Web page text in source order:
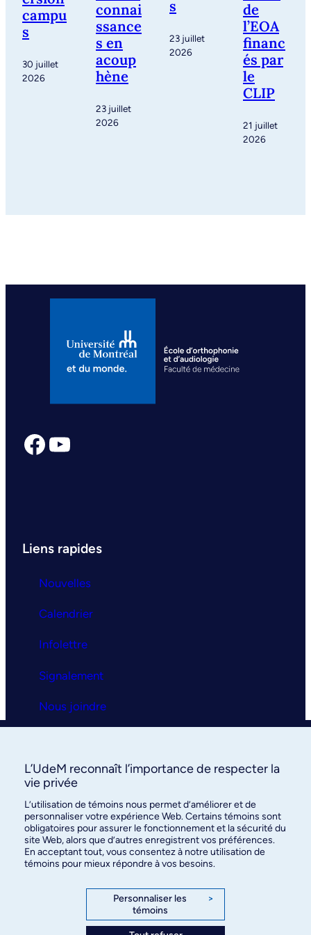
campu
s
30 juillet
2026
connai
ssance
s en
acoup
hène
23 juillet
2026
s
23 juillet
2026
de
l’EOA
financ
és par
le
CLIP
21 juillet
2026
Facebook YouTube
Liens rapides
Nouvelles
Calendrier
Infolettre
Signalement
Nous joindre
La clinique
Services
FAQ
Nous joindre
L’UdeM reconnaît l’importance de respecter la
vie privée
L’utilisation de témoins nous permet d’améliorer et de
personnaliser votre expérience Web. Certains témoins sont
obligatoires pour assurer le fonctionnement et la sécurité du
site Web, alors que d’autres enregistrent vos préférences.
En acceptant tout, vous consentez à notre utilisation de
témoins pour mieux répondre à vos besoins.
Personnaliser les
témoins
>